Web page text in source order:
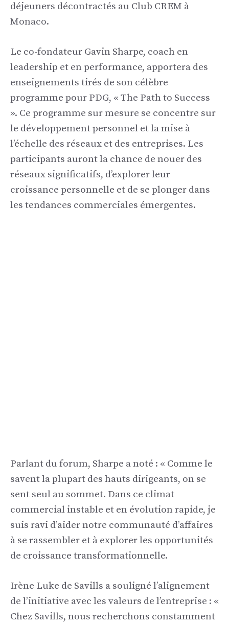
déjeuners décontractés au Club CREM à
Monaco.
Le co-fondateur Gavin Sharpe, coach en
leadership et en performance, apportera des
enseignements tirés de son célèbre
programme pour PDG, « The Path to Success
». Ce programme sur mesure se concentre sur
le développement personnel et la mise à
l’échelle des réseaux et des entreprises. Les
participants auront la chance de nouer des
réseaux significatifs, d’explorer leur
croissance personnelle et de se plonger dans
les tendances commerciales émergentes.
Parlant du forum, Sharpe a noté : « Comme le
savent la plupart des hauts dirigeants, on se
sent seul au sommet. Dans ce climat
commercial instable et en évolution rapide, je
suis ravi d’aider notre communauté d’affaires
à se rassembler et à explorer les opportunités
de croissance transformationnelle.
Irène Luke de Savills a souligné l’alignement
de l’initiative avec les valeurs de l’entreprise : «
Chez Savills, nous recherchons constamment